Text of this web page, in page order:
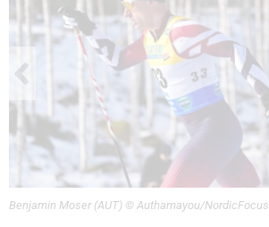
Benjamin Moser (AUT) © Authamayou/NordicFocus